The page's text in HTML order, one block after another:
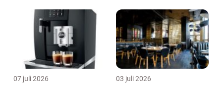
07 juli 2026 03 juli 2026